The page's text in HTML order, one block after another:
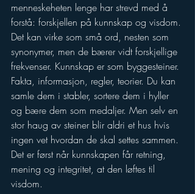
menneskeheten lenge har strevd med å
forstå: forskjellen på kunnskap og visdom.
Det kan virke som små ord, nesten som
synonymer, men de bærer vidt forskjellige
frekvenser. Kunnskap er som byggesteiner.
Fakta, informasjon, regler, teorier. Du kan
samle dem i stabler, sortere dem i hyller
og bære dem som medaljer. Men selv en
stor haug av steiner blir aldri et hus hvis
ingen vet hvordan de skal settes sammen.
Det er først når kunnskapen får retning,
mening og integritet, at den løftes til
visdom.